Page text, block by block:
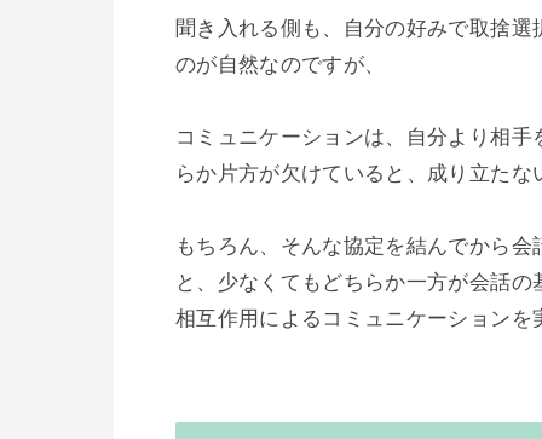
聞き入れる側も、自分の好みで取捨
のが自然なのですが、
コミュニケーションは、自分より相
らか片方が欠けていると、成り立たな
もちろん、そんな協定を結んでから
と、少なくてもどちらか一方が会話
相互作用によるコミュニケーション